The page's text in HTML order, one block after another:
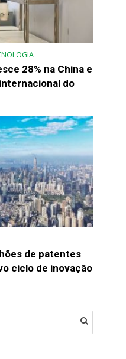
28% na China e
do
de patentes
ciclo de inovação